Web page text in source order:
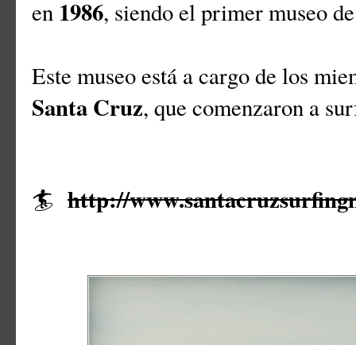
en 1986, siendo el primer museo
Este museo está a cargo de los
Santa Cruz, que comenzaron a
🏄 http://